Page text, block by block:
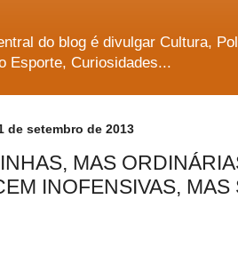
do blog é divulgar Cultura,
Esporte, Curiosidades...
de setembro de 2013
MAS
INOFENSIVAS,